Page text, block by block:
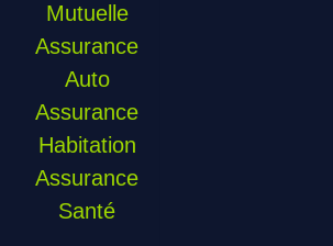
Mutuelle
Assurance
Auto
Assurance
Habitation
Assurance
Santé